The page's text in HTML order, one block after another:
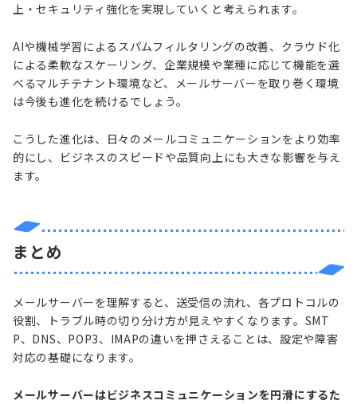
上・セキュリティ強化を実現していくと考えられます。
AIや機械学習によるスパムフィルタリングの改善、クラウド化
による柔軟なスケーリング、企業規模や業種に応じて機能を選
べるマルチテナント環境など、メールサーバーを取り巻く環境
は今後も進化を続けるでしょう。
こうした進化は、日々のメールコミュニケーションをより効率
的にし、ビジネスのスピードや品質向上にも大きな影響を与え
ます。
まとめ
メールサーバーを理解すると、送受信の流れ、各プロトコルの
役割、トラブル時の切り分け方が見えやすくなります。SMT
P、DNS、POP3、IMAPの違いを押さえることは、設定や障害
対応の基礎になります。
メールサーバーはビジネスコミュニケーションを円滑にするた